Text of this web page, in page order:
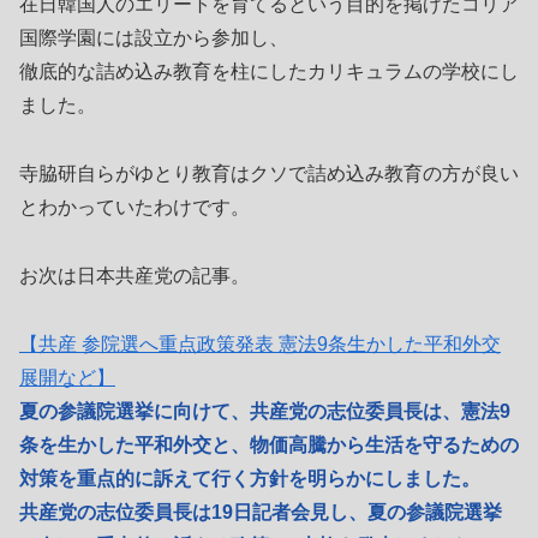
在日韓国人のエリートを育てるという目的を掲げたコリア
国際学園には設立から参加し、
徹底的な詰め込み教育を柱にしたカリキュラムの学校にし
ました。
寺脇研自らがゆとり教育はクソで詰め込み教育の方が良い
とわかっていたわけです。
お次は日本共産党の記事。
【共産 参院選へ重点政策発表 憲法9条生かした平和外交
展開など】
夏の参議院選挙に向けて、共産党の志位委員長は、憲法9
条を生かした平和外交と、物価高騰から生活を守るための
対策を重点的に訴えて行く方針を明らかにしました。
共産党の志位委員長は19日記者会見し、夏の参議院選挙